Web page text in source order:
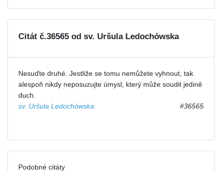
Citát č.36565 od sv. Uršula Ledochówska
Nesuďte druhé. Jestliže se tomu nemůžete vyhnout, tak
alespoň nikdy neposuzujte úmysl, který může soudit jedině
duch.
sv. Uršula Ledochówska
#36565
Podobné citáty